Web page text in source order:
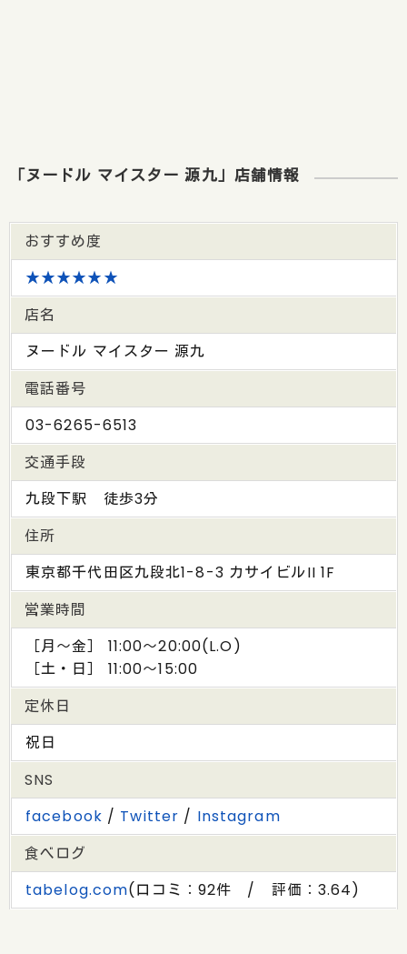
「ヌードル マイスター 源九」店舗情報
おすすめ度
★★★★★★
店名
ヌードル マイスター 源九
電話番号
03-6265-6513
交通手段
九段下駅 徒歩3分
住所
東京都千代田区九段北1-8-3 カサイビルII 1F
営業時間
［月〜金］ 11:00～20:00(L.O)
［土・日］ 11:00～15:00
定休日
祝日
SNS
facebook / Twitter / Instagram
食べログ
tabelog.com(口コミ：92件 / 評価：3.64)